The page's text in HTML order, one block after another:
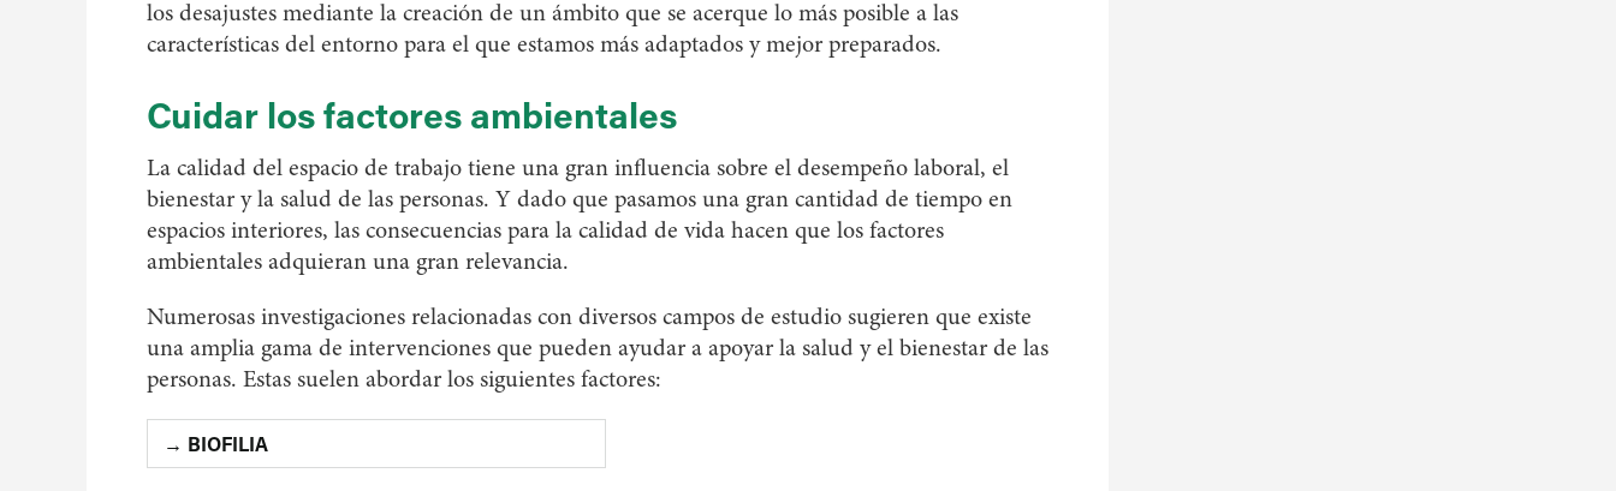
los desajustes mediante la creación de un ámbito que se acerque lo más posible a las
características del entorno para el que estamos más adaptados y mejor preparados.
Cuidar los factores ambientales
La calidad del espacio de trabajo tiene una gran influencia sobre el desempeño laboral, el
bienestar y la salud de las personas. Y dado que pasamos una gran cantidad de tiempo en
espacios interiores, las consecuencias para la calidad de vida hacen que los factores
ambientales adquieran una gran relevancia.
Numerosas investigaciones relacionadas con diversos campos de estudio sugieren que existe
una amplia gama de intervenciones que pueden ayudar a apoyar la salud y el bienestar de las
personas. Estas suelen abordar los siguientes factores:
→ BIOFILIA